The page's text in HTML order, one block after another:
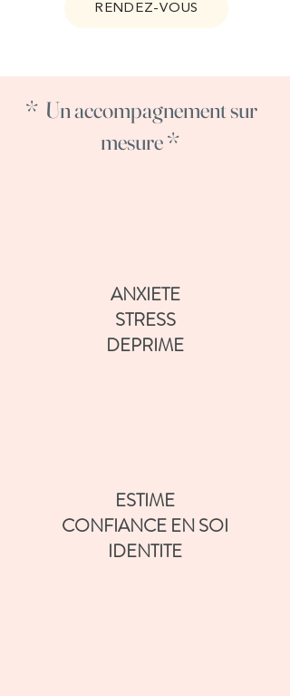
RENDEZ-VOUS
* Un accompagnement sur
mesure *
ANXIETE
STRESS
DEPRIME
ESTIME
CONFIANCE EN SOI
IDENTITE